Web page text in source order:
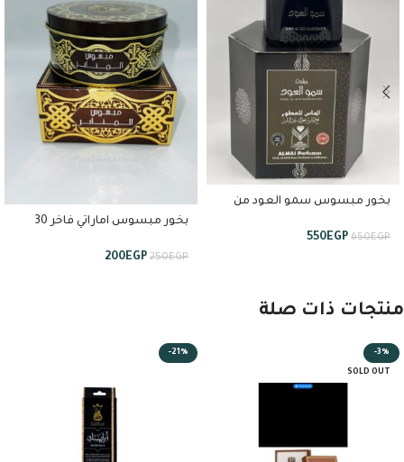
بخور مبسوس سمو العود من
650EGP
550EGP
بخور مبسوس اماراتي فاخر 30
250EGP
200EGP
منتجات ذات صلة
-3%
SOLD OUT
-21%